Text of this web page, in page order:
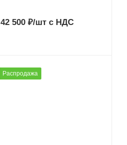
42 500₽/штс НДС
Распродажа